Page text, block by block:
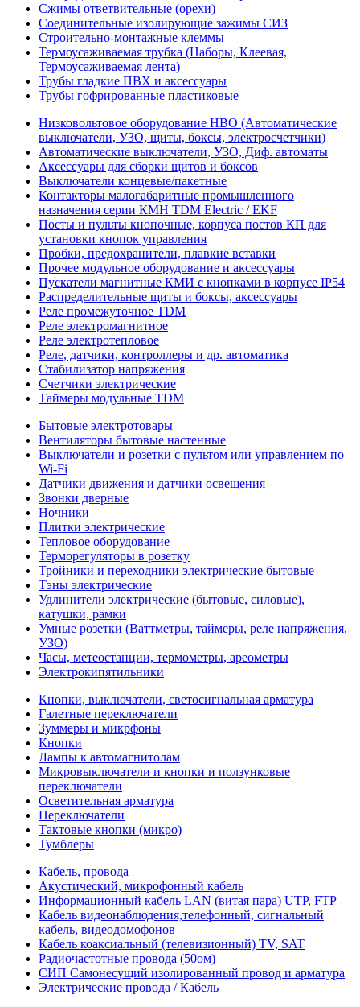
Сжимы ответвительные (орехи)
Соединительные изолирующие зажимы СИЗ
Строительно-монтажные клеммы
Термоусаживаемая трубка (Наборы, Клеевая,
Термоусаживаемая лента)
Трубы гладкие ПВХ и аксессуары
Трубы гофрированные пластиковые
Низковольтовое оборудование НВО (Автоматические
выключатели, УЗО, щиты, боксы, электросчетчики)
Автоматические выключатели, УЗО, Диф. автоматы
Аксессуары для сборки щитов и боксов
Выключатели концевые/пакетные
Контакторы малогабаритные промышленного
назначения серии КМН TDM Electric / EKF
Посты и пульты кнопочные, корпуса постов КП для
установки кнопок управления
Пробки, предохранители, плавкие вставки
Прочее модульное оборудование и аксессуары
Пускатели магнитные КМИ с кнопками в корпусе IP54
Распределительные щиты и боксы, аксессуары
Реле промежуточное TDM
Реле электромагнитное
Реле электротепловое
Реле, датчики, контроллеры и др. автоматика
Стабилизатор напряжения
Счетчики электрические
Таймеры модульные TDM
Бытовые электротовары
Вентиляторы бытовые настенные
Выключатели и розетки с пультом или управлением по
Wi-Fi
Датчики движения и датчики освещения
Звонки дверные
Ночники
Плитки электрические
Тепловое оборудование
Терморегуляторы в розетку
Тройники и переходники электрические бытовые
Тэны электрические
Удлинители электрические (бытовые, силовые),
катушки, рамки
Умные розетки (Ваттметры, таймеры, реле напряжения,
УЗО)
Часы, метеостанции, термометры, ареометры
Электрокипятильники
Кнопки, выключатели, светосигнальная арматура
Галетные переключатели
Зуммеры и микрфоны
Кнопки
Лампы к автомагнитолам
Микровыключатели и кнопки и ползунковые
переключатели
Осветительная арматура
Переключатели
Тактовые кнопки (микро)
Тумблеры
Кабель, провода
Акустический, микрофонный кабель
Информационный кабель LAN (витая пара) UTP, FTP
Кабель видеонаблюдения,телефонный, сигнальный
кабель, видеодомофонов
Кабель коаксиальный (телевизионный) TV, SAT
Радиочастотные провода (50ом)
СИП Самонесущий изолированный провод и арматура
Электрические провода / Кабель